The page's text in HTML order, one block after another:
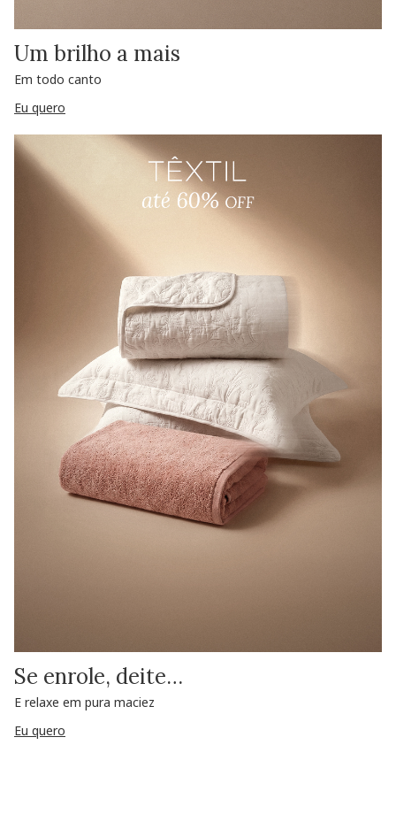
Um brilho a mais
Em todo canto
Eu quero
Se enrole, deite…
E relaxe em pura maciez
Eu quero